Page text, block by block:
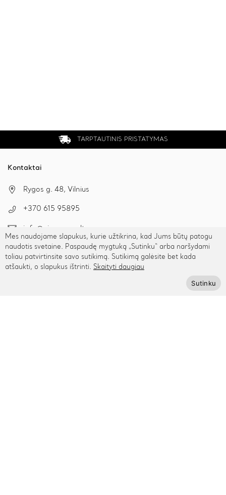
TARPTAUTINIS PRISTATYMAS
Kontaktai
Rygos g. 48, Vilnius
+370 615 95895
info@cinamonn.lt
Informacija
Mes naudojame slapukus, kurie užtikrina, kad Jums būtų patogu
naudotis svetaine. Paspaudę mygtuką „Sutinku“ arba naršydami
toliau patvirtinsite savo sutikimą. Sutikimą galėsite bet kada
atšaukti, o slapukus ištrinti. Skaityti daugiau
Sutinku